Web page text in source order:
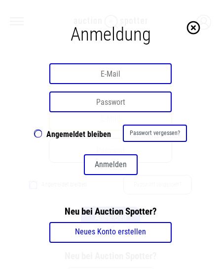
highlight_off
Anmeldung
Angemeldet bleiben Passwort vergessen?
Anmelden
Neu bei Auction Spotter?
Neues Konto erstellen
Willkommen
Anmelden